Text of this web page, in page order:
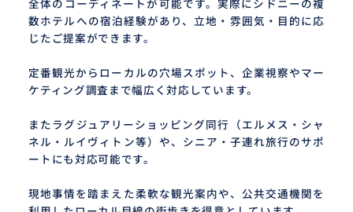
全体のコーディネートが可能です。実際にシドニーの複
数ホテルへの宿泊経験があり、立地・雰囲気・目的に応
じたご提案ができます。
定番観光からローカルの穴場スポット、企業視察やマー
ケティング調査まで幅広く対応しています。
またラグジュアリーショッピング同行（エルメス・シャ
ネル・ルイヴィトン等）や、シニア・子連れ旅行のサポ
ートにも対応可能です。
現地事情を踏まえた柔軟な観光案内や、公共交通機関を